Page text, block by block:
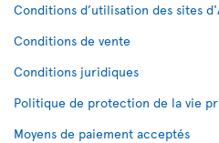
Conditions d’utilisation des sites
Conditions de vente
Conditions juridiques
Politique de protection de la vie
Moyens de paiement acceptés